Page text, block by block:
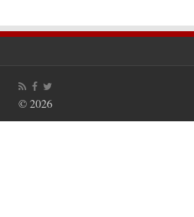
© 2026